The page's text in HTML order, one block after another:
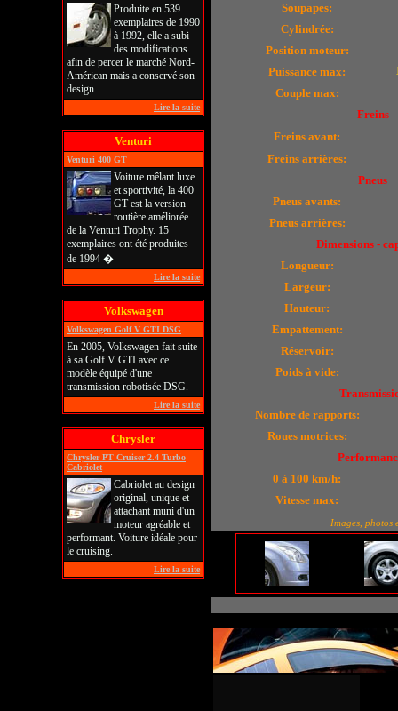
Produite en 539
exemplaires de 1990
à 1992, elle a subi
des modifications
afin de percer le marché Nord-
Américan mais a conservé son
design.
Lire la suite
Venturi
Venturi 400 GT
Voiture mêlant luxe
et sportivité, la 400
GT est la version
routière améliorée
de la Venturi Trophy. 15
exemplaires ont été produites
de 1994 �
Lire la suite
Volkswagen
Volkswagen Golf V GTI DSG
En 2005, Volkswagen fait suite
à sa Golf V GTI avec ce
modèle équipé d'une
transmission robotisée DSG.
Lire la suite
Chrysler
Chrysler PT Cruiser 2.4 Turbo
Cabriolet
Cabriolet au design
original, unique et
attachant muni d'un
moteur agréable et
performant. Voiture idéale pour
le cruising.
Lire la suite
Soupapes:
Cylindrée:
Position moteur:
Puissance max:
Couple max:
Freins
Freins avant:
Freins arrières:
Pneus
Pneus avants:
Pneus arrières:
Dimensions -
Longueur:
Largeur:
Hauteur:
Empattement:
Réservoir:
Poids à vide:
Nombre de rapports:
Roues motrices:
0 à 100 km/h:
Vitesse max:
Images, photos